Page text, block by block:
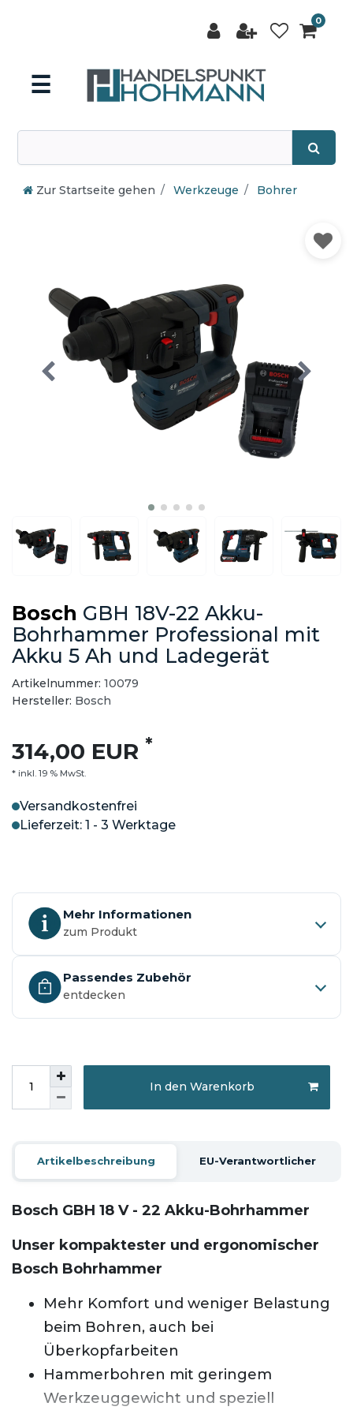
0
☰
Zur Startseite gehen Werkzeuge Bohrer
Bosch GBH 18V-22 Akku-
Bohrhammer Professional mit
Akku 5 Ah und Ladegerät
Artikelnummer: 10079
Hersteller: Bosch
314,00 EUR *
* inkl. 19 % MwSt.
Versandkostenfrei
Lieferzeit: 1 - 3 Werktage
Mehr Informationen
zum Produkt
Passendes Zubehör
entdecken
In den Warenkorb
Artikelbeschreibung EU-Verantwortlicher
Bosch GBH 18 V - 22 Akku-Bohrhammer
Unser kompaktester und ergonomischer
Bosch Bohrhammer
Mehr Komfort und weniger Belastung
beim Bohren, auch bei
Überkopfarbeiten
Hammerbohren mit geringem
Werkzeuggewicht und speziell